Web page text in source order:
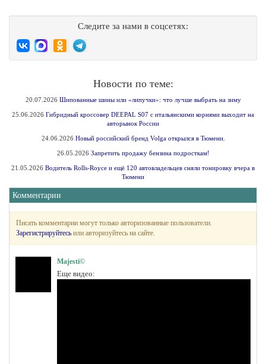
Следите за нами в соцсетях:
Новости по теме:
20.07.2026 Шипованные шины или «липучки»: что лучше выбрать на зиму
25.06.2026 Гибридный кроссовер DEEPAL S07 с итальянскими корнями выходит на
авторынок России
24.06.2026 Новый российский бренд Volga открылся в Тюмени.
26.05.2026 Запретить продажу бензина подросткам!
21.05.2026 Водитель Rolls-Royce и ещё 120 автовладельцев сняли тонировку вчера в
Тюмени
Комментарии
Писать комментарии могут только авторизованные пользователи.
Зарегистрируйтесь или авторизуйтесь на сайте.
Majesti©
Еще видео: